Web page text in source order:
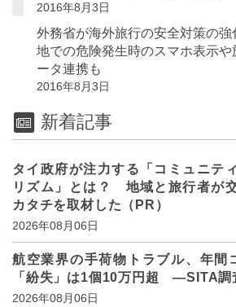
2016年8月3日
外務省が海外旅行の安全対策の強
地での危険発生時のスマホ表示
ータ連携も
2016年8月3日
新着記事
タイ政府が注力する「コミュニテ
リズム」とは？ 地域と旅行者が
カタチを取材した（PR）
2026年08月06日
航空業界の手荷物トラブル、年間
「紛失」は1個10万円超 ―SITA調
2026年08月06日